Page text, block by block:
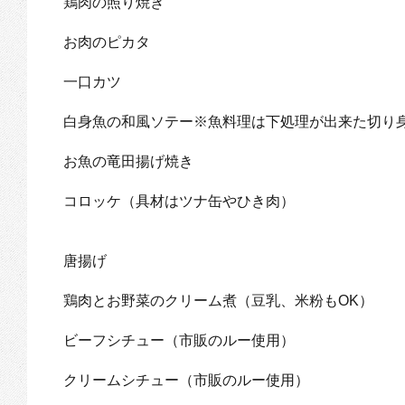
お肉のピカタ
一口カツ
白身魚の和風ソテー※魚料理は下処理が出来た切り
お魚の竜田揚げ焼き
コロッケ（具材はツナ缶やひき肉）
唐揚げ
鶏肉とお野菜のクリーム煮（豆乳、米粉もOK）
ビーフシチュー（市販のルー使用）
クリームシチュー（市販のルー使用）